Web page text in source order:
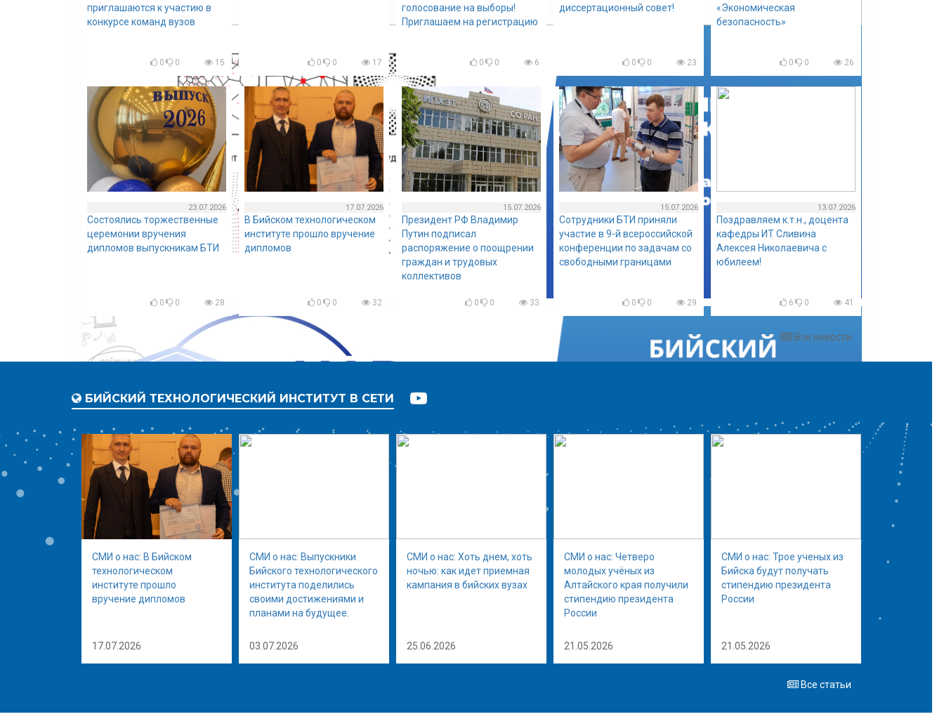
приглашаются к участию в
конкурсе команд вузов
0 0 15 0 0 17
голосование на выборы!
Приглашаем на регистрацию
0 0 6
диссертационный совет!
0 0 23
«Экономическая
безопасность»
0 0 26
23.07.2026
Состоялись торжественные
церемонии вручения
дипломов выпускникам БТИ
0 0 28
17.07.2026
В Бийском технологическом
институте прошло вручение
дипломов
0 0 32
15.07.2026
Президент РФ Владимир
Путин подписал
распоряжение о поощрении
граждан и трудовых
коллективов
0 0 33
15.07.2026
Сотрудники БТИ приняли
участие в 9-й всероссийской
конференции по задачам со
свободными границами
0 0 29
13.07.2026
Поздравляем к.т.н., доцента
кафедры ИТ Сливина
Алексея Николаевича с
юбилеем!
6 0 41
Все новости
БИЙСКИЙ ТЕХНОЛОГИЧЕСКИЙ ИНСТИТУТ В СЕТИ
СМИ о нас: В Бийском
технологическом
институте прошло
вручение дипломов
17.07.2026
СМИ о нас: Выпускники
Бийского технологического
института поделились
своими достижениями и
планами на будущее.
03.07.2026
СМИ о нас: Хоть днем, хоть
ночью: как идет приемная
кампания в бийских вузах
25.06.2026
СМИ о нас: Четверо
молодых учёных из
Алтайского края получили
стипендию президента
России
21.05.2026
СМИ о нас: Трое ученых из
Бийска будут получать
стипендию президента
России
21.05.2026
Все статьи